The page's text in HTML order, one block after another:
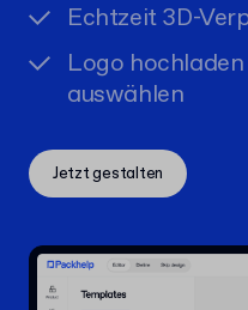
Echtzeit 3D-
Logo
auswählen
Jetzt gestalten